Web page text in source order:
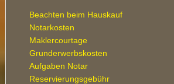
Beachten beim Hauskauf
Notarkosten
Maklercourtage
Grunderwerbskosten
Aufgaben Notar
Reservierungsgebühr